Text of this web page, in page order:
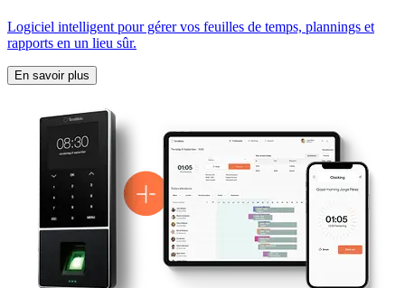
Logiciel intelligent pour gérer vos feuilles de temps, plannings et
rapports en un lieu sûr.
En savoir plus